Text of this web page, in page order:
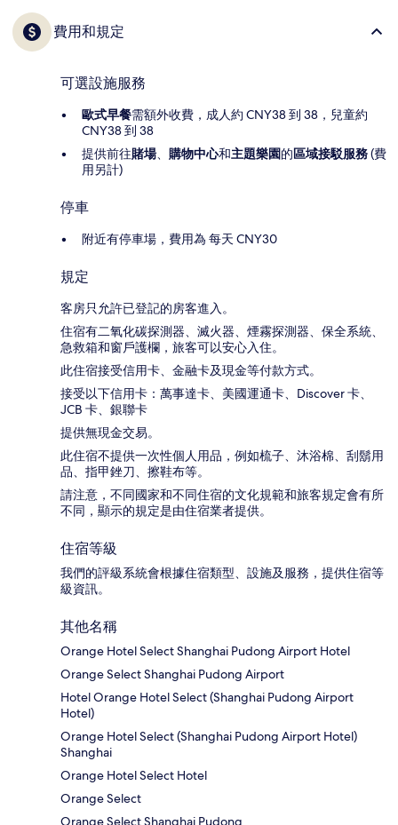
費用和規定
可選設施服務
歐式早餐需額外收費，成人約 CNY38 到 38，兒童約
CNY38 到 38
提供前往賭場、 購物中心和主題樂園的區域接駁服務(費
用另計)
停車
附近有停車場，費用為 每天 CNY30
規定
客房只允許已登記的房客進入。
住宿有二氧化碳探測器、滅火器、煙霧探測器、保全系統、
急救箱和窗戶護欄，旅客可以安心入住。
此住宿接受信用卡、金融卡及現金等付款方式。
接受以下信用卡：萬事達卡、美國運通卡、Discover 卡、
JCB 卡、銀聯卡
提供無現金交易。
此住宿不提供一次性個人用品，例如梳子、沐浴棉、刮鬍用
品、指甲銼刀、擦鞋布等。
請注意，不同國家和不同住宿的文化規範和旅客規定會有所
不同，顯示的規定是由住宿業者提供。
住宿等級
我們的評級系統會根據住宿類型、設施及服務，提供住宿等
級資訊。
其他名稱
Orange Hotel Select Shanghai Pudong Airport Hotel
Orange Select Shanghai Pudong Airport
Hotel Orange Hotel Select (Shanghai Pudong Airport
Hotel)
Orange Hotel Select (Shanghai Pudong Airport Hotel)
Shanghai
Orange Hotel Select Hotel
Orange Select
Orange Select Shanghai Pudong